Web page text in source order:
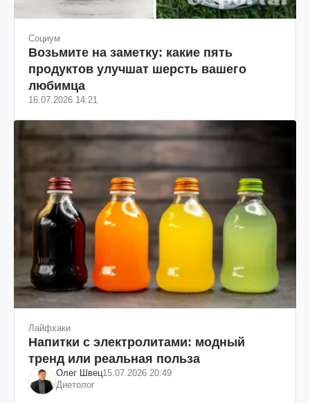
Социум
Возьмите на заметку: какие пять
продуктов улучшат шерсть вашего
любимца
16.07.2026 14:21
Лайфхаки
Напитки с электролитами: модный
тренд или реальная польза
Олег Швец15.07.2026 20:49
Диетолог